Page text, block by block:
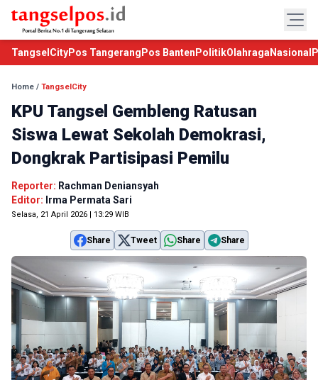
TangselCityPos Tangerang Pos Banten PolitikOlahraga Nasional
Home / TangselCity
KPU Tangsel Gembleng Ratusan
Siswa Lewat Sekolah Demokrasi,
Dongkrak Partisipasi Pemilu
Reporter: Rachman Deniansyah
Editor: Irma Permata Sari
Selasa, 21 April 2026 | 13:29 WIB
Share Tweet Share Share